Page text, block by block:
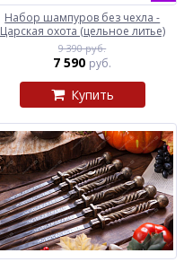
Набор шампуров без чехла -
Царская охота (цельное литье)
9 390 руб.
7 590 руб.
Купить